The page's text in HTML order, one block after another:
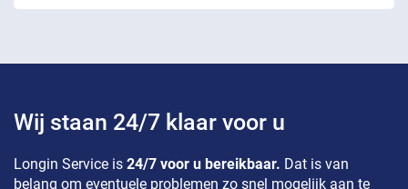
Wij staan 24/7 klaar voor u
Longin Service is 24/7 voor u bereikbaar. Dat is van
belang om eventuele problemen zo snel mogelijk aan te